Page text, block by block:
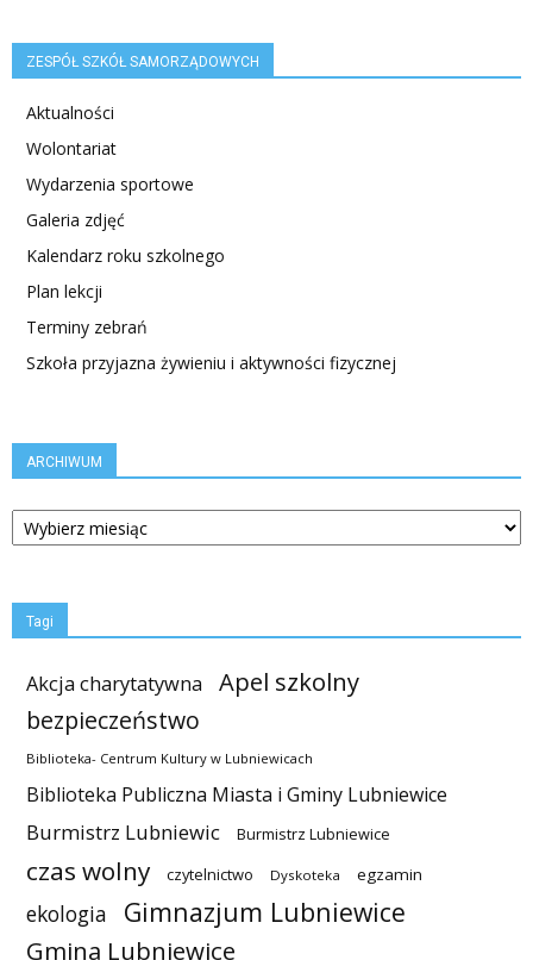
ZESPÓŁ SZKÓŁ SAMORZĄDOWYCH
Aktualności
Wolontariat
Wydarzenia sportowe
Galeria zdjęć
Kalendarz roku szkolnego
Plan lekcji
Terminy zebrań
Szkoła przyjazna żywieniu i aktywności fizycznej
ARCHIWUM
ARCHIWUM
Tagi
Akcja charytatywna Apel szkolny
bezpieczeństwo
Biblioteka- Centrum Kultury w Lubniewicach
Biblioteka Publiczna Miasta i Gminy Lubniewice
Burmistrz Lubniewic Burmistrz Lubniewice
czas wolny czytelnictwo Dyskoteka egzamin
ekologia Gimnazjum Lubniewice
Gmina Lubniewice